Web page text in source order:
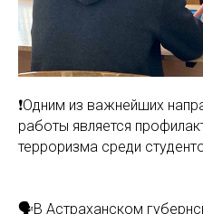
❗️Одним из важнейших
работы является
терроризма среди
🗣В Астраханском